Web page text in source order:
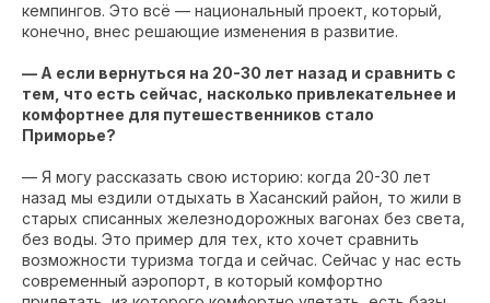
кемпингов. Это всё — национальный проект, который,
конечно, внес решающие изменения в развитие.
— А если вернуться на 20-30 лет назад и сравнить с
тем, что есть сейчас, насколько привлекательнее и
комфортнее для путешественников стало
Приморье?
— Я могу рассказать свою историю: когда 20-30 лет
назад мы ездили отдыхать в Хасанский район, то жили в
старых списанных железнодорожных вагонах без света,
без воды. Это пример для тех, кто хочет сравнить
возможности туризма тогда и сейчас. Сейчас у нас есть
современный аэропорт, в который комфортно